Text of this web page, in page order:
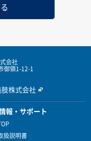
会社
御領1-12-1
株式会社
報・サポート
扱説明書